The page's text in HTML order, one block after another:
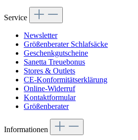
Service
Newsletter
Größenberater Schlafsäcke
Geschenkgutscheine
Sanetta Treuebonus
Stores & Outlets
CE-Konformitätserklärung
Online-Widerruf
Kontaktformular
Größenberater
Informationen